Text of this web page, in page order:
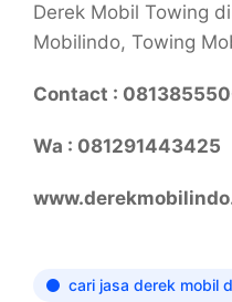
Derek Mobil Towing
Mobilindo, Towing
Contact :
Wa : 081291443425
cari jasa derek mobil